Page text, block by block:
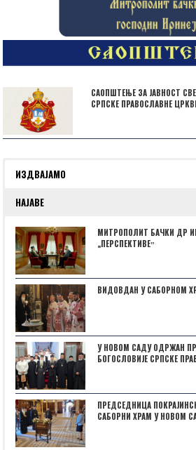
САОПШТЕЊЕ ЗА ЈАВНОСТ
СРПСКЕ ПРАВОСЛАВНЕ
ИЗДВАЈАМО
НАЈАВЕ
МИТРОПОЛИТ БАЧКИ ДР
„ПЕРСПЕКТИВЕˮ
ВИДОВДАН У САБОРНОМ
У НОВОМ САДУ ОДРЖАН
БОГОСЛОВИЈЕ СРПСКЕ
ПРЕДСЕДНИЦА
САБОРНИ ХРАМ У НОВОМ